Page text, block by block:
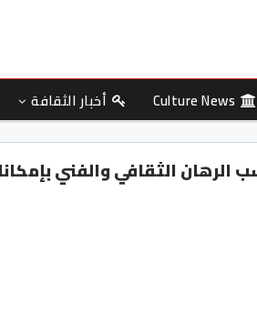
Culture News أخبار الثقافة
الرهان الثقافي والفني